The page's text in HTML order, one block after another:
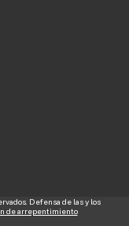
Defensa de las y los
de arrepentimiento